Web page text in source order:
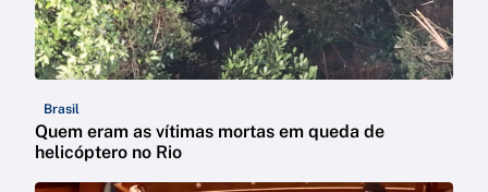
Brasil
Quem eram as vítimas mortas em queda de
helicóptero no Rio